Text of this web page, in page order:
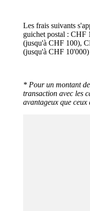
Les frais suivants
guichet postal : CHF
(jusqu'à CHF 100),
(jusqu'à CHF 10'000)
* Pour un montant
transaction avec les
avantageux que